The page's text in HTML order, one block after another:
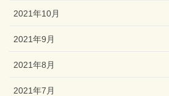
2021年10月
2021年9月
2021年8月
2021年7月